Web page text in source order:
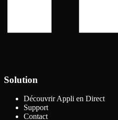
Solution
Découvrir Appli en Direct
Support
Contact